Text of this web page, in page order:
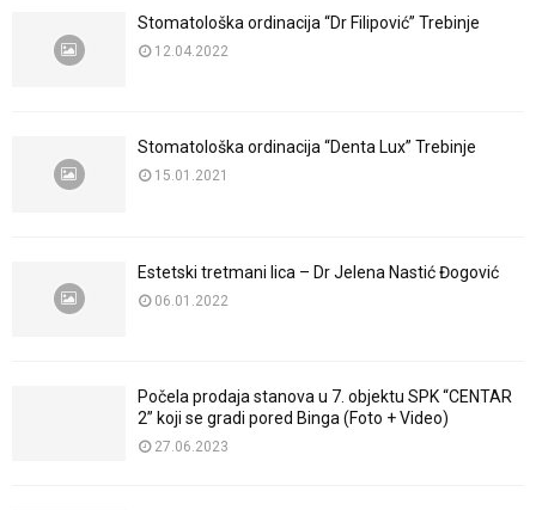
Stomatološka ordinacija “Dr Filipović” Trebinje
12.04.2022
Stomatološka ordinacija “Denta Lux” Trebinje
15.01.2021
Estetski tretmani lica – Dr Jelena Nastić Đogović
06.01.2022
Počela prodaja stanova u 7. objektu SPK “CENTAR
2” koji se gradi pored Binga (Foto + Video)
27.06.2023